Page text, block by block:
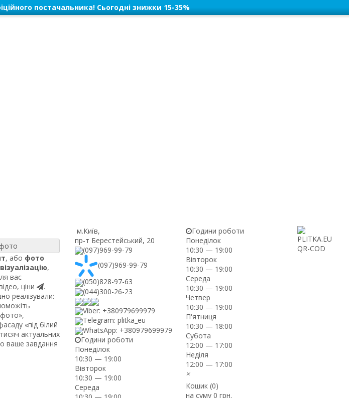
постачальника! Сьогодні знижки 15-35%
, або фото
,
вас
ціни
.
реалізували:
«під білий
актуальних
ваше завдання
м.Київ,
пр-т Берестейський, 20
(097)969-99-79
(097)969-99-79
(050)828-97-63
(044)300-26-23
Viber: +380979699979
Telegram: plitka_eu
WhatsApp: +380979699979
Години роботи
Понеділок
10:30 — 19:00
Вівторок
10:30 — 19:00
Середа
Години роботи
Понеділок
10:30 — 19:00
Вівторок
10:30 — 19:00
Середа
10:30 — 19:00
Четвер
10:30 — 19:00
П'ятниця
10:30 — 18:00
Субота
12:00 — 17:00
Неділя
12:00 — 17:00
×
Кошик (0)
на суму0 грн.